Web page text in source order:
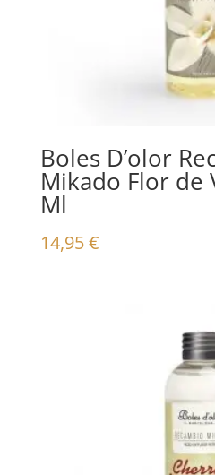
Boles D’olor
Mikado Flor de
Ml
14,95€